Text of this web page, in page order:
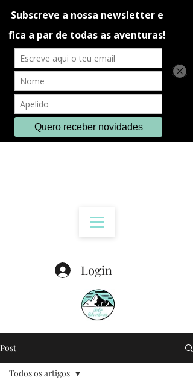
Login
Post
Todos os artigos